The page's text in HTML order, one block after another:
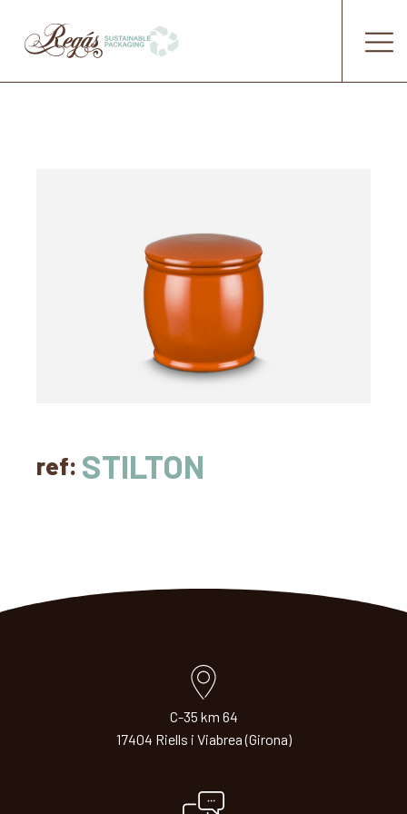
ref: STILTON
C-35 km 64
17404 Riells i Viabrea (Girona)